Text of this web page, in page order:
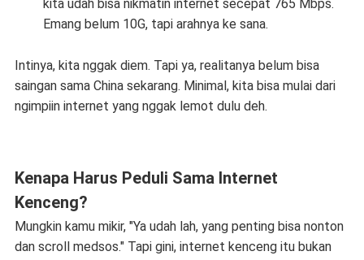
kita udah bisa nikmatin internet secepat 765 Mbps.
Emang belum 10G, tapi arahnya ke sana.
Intinya, kita nggak diem. Tapi ya, realitanya belum bisa
saingan sama China sekarang. Minimal, kita bisa mulai dari
ngimpiin internet yang nggak lemot dulu deh.
Kenapa Harus Peduli Sama Internet
Kenceng?
Mungkin kamu mikir, "Ya udah lah, yang penting bisa nonton
dan scroll medsos." Tapi gini, internet kenceng itu bukan